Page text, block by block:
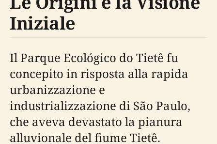
Iniziale
Il Parque Ecológico do Tietê fu
concepito in risposta alla rapida
urbanizzazione e
industrializzazione di São Paulo,
che aveva devastato la pianura
alluvionale del fiume Tietê.